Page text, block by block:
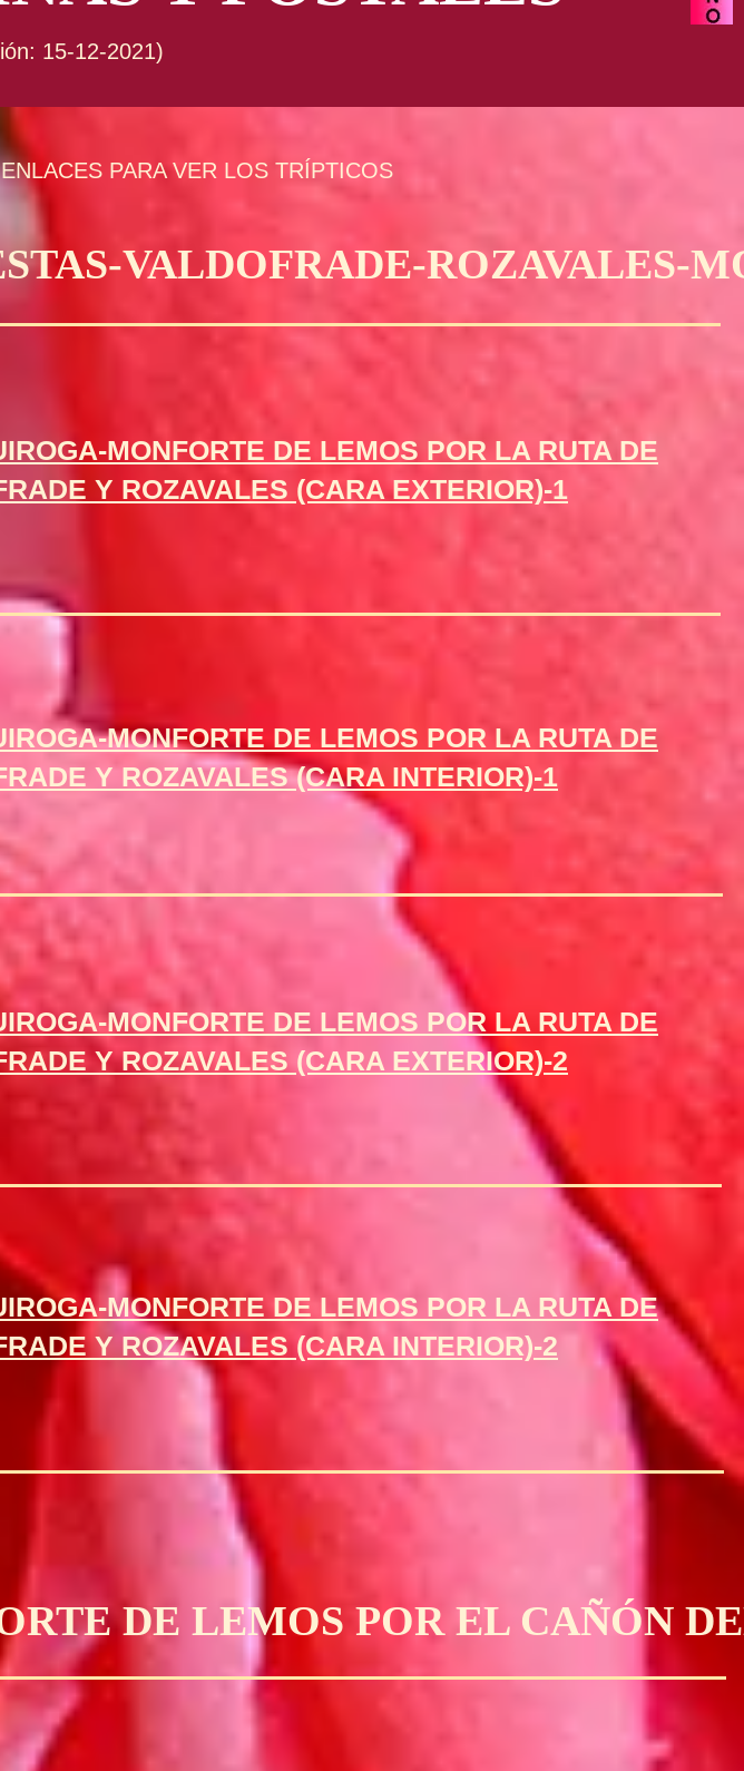
15-12-2021)
PARA VER LOS TRÍPTICOS
VALDOFRADE-ROZAVALES-
MONFORTE DE LEMOS POR LA RUTA DE
Y ROZAVALES (CARA EXTERIOR)-1
MONFORTE DE LEMOS POR LA RUTA DE
Y ROZAVALES (CARA INTERIOR)-1
MONFORTE DE LEMOS POR LA RUTA DE
Y ROZAVALES (CARA EXTERIOR)-2
MONFORTE DE LEMOS POR LA RUTA DE
Y ROZAVALES (CARA INTERIOR)-2
DE LEMOS POR EL CAÑÓN